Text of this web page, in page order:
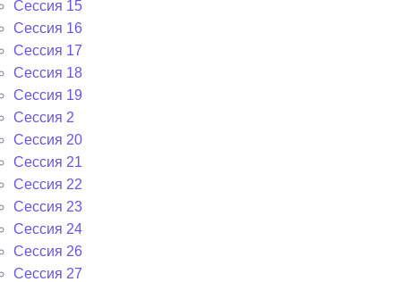
Сессия 15
Сессия 16
Сессия 17
Сессия 18
Сессия 19
Сессия 2
Сессия 20
Сессия 21
Сессия 22
Сессия 23
Сессия 24
Сессия 26
Сессия 27